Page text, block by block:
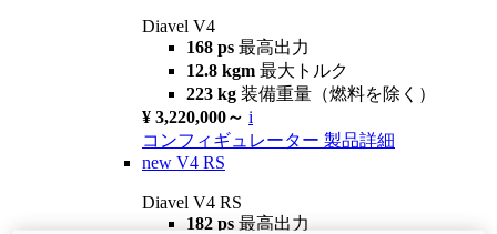
Diavel V4
168 ps 最高出力
12.8 kgm 最大トルク
223 kg 装備重量（燃料を除く）
¥ 3,220,000～ i
コンフィギュレーター 製品詳細
new V4 RS
Diavel V4 RS
182 ps 最高出力